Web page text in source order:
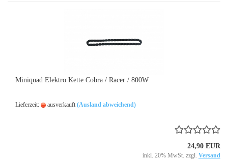
Miniquad Elektro Kette Cobra / Racer / 800W
Lieferzeit: ausverkauft (Ausland abweichend)
24,90 EUR
inkl. 20% MwSt. zzgl. Versand